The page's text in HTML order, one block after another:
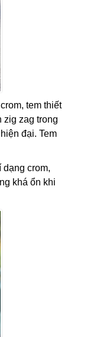
tem thiết
zig zag trong
đại. Tem
crom,
khá ổn khi